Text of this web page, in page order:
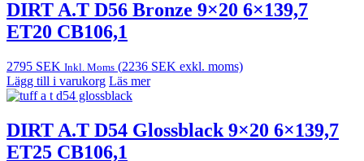
DIRT A.T D56 Bronze 9×20 6×139,7
ET20 CB106,1
2795 SEK Inkl. Moms (2236 SEK exkl. moms)
Lägg till i varukorg Läs mer
DIRT A.T D54 Glossblack 9×20 6×139,7
ET25 CB106,1